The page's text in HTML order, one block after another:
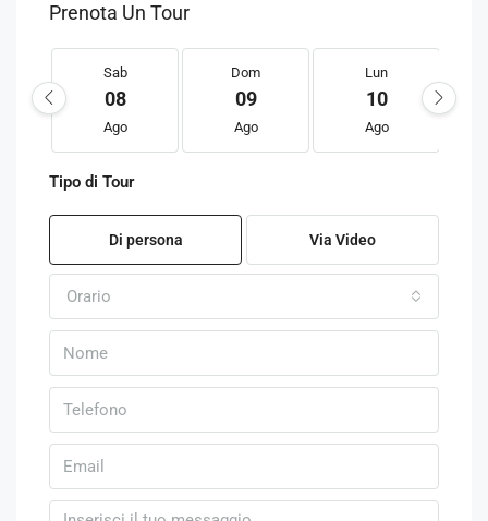
Prenota Un Tour
Sab
08
Ago
Dom
09
Ago
Lun
10
Ago
Tipo di Tour
Di persona Via Video
Orario